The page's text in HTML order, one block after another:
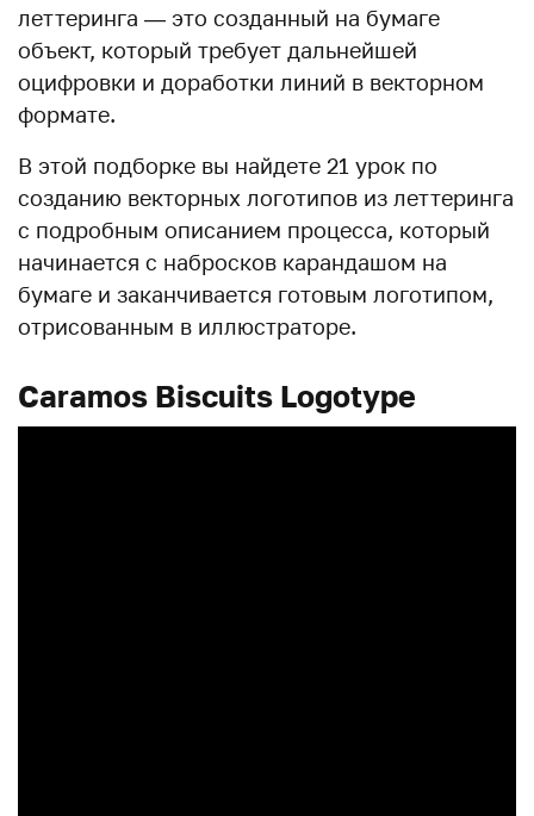
леттеринга — это созданный на бумаге
объект, который требует дальнейшей
оцифровки и доработки линий в векторном
формате.
В этой подборке вы найдете 21 урок по
созданию векторных логотипов из леттеринга
с подробным описанием процесса, который
начинается с набросков карандашом на
бумаге и заканчивается готовым логотипом,
отрисованным в иллюстраторе.
Caramos Biscuits Logotype